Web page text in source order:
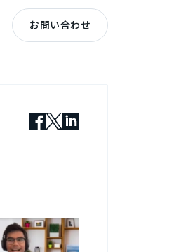
お問い合わせ